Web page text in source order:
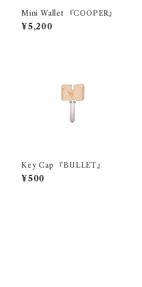
Mini Wallet 『COOPER』
¥5,200
Key Cap 『BULLET』
¥500